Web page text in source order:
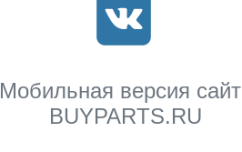
Мобильная версия
BUYPARTS.RU